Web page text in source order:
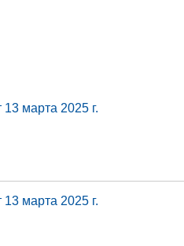
марта 2025 г.
марта 2025 г.